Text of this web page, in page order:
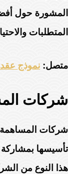
المشورة حول
المتطلبات
متصل: نموذج
شركات
شركات المساهمة
تأسيسها
هذا النوع من